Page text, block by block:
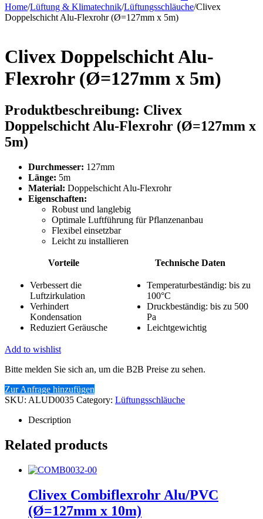
Home/Lüftung & Klimatechnik/Lüftungsschläuche/Clivex
Doppelschicht Alu-Flexrohr (Ø=127mm x 5m)
Clivex Doppelschicht Alu-
Flexrohr (Ø=127mm x 5m)
Produktbeschreibung: Clivex
Doppelschicht Alu-Flexrohr (Ø=127mm x
5m)
Durchmesser: 127mm
Länge: 5m
Material: Doppelschicht Alu-Flexrohr
Eigenschaften:
Robust und langlebig
Optimale Luftführung für Pflanzenanbau
Flexibel einsetzbar
Leicht zu installieren
Vorteile Technische Daten
Verbessert die
Luftzirkulation
Verhindert
Kondensation
Reduziert Geräusche
Temperaturbeständig: bis zu
100°C
Druckbeständig: bis zu 500
Pa
Leichtgewichtig
Add to wishlist
Bitte melden Sie sich an, um die B2B Preise zu sehen.
Zur Anfrage hinzufügen
SKU: ALUD0035 Category: Lüftungsschläuche
Description
Related products
Clivex Combiflexrohr Alu/PVC
(Ø=127mm x 10m)